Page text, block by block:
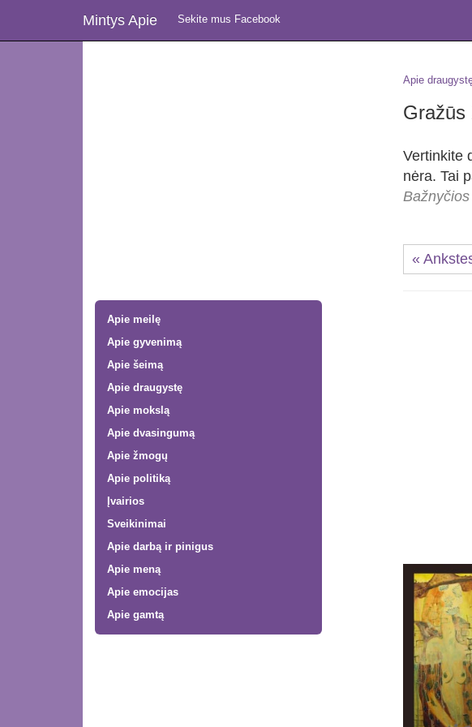
Mintys Apie Sekite mus Facebook
Apie meilę
Apie gyvenimą
Apie šeimą
Apie draugystę
Apie mokslą
Apie dvasingumą
Apie žmogų
Apie politiką
Įvairios
Sveikinimai
Apie darbą ir pinigus
Apie meną
Apie emocijas
Apie gamtą
Apie
Gražūs
Vertinkite
nėra. Tai
«